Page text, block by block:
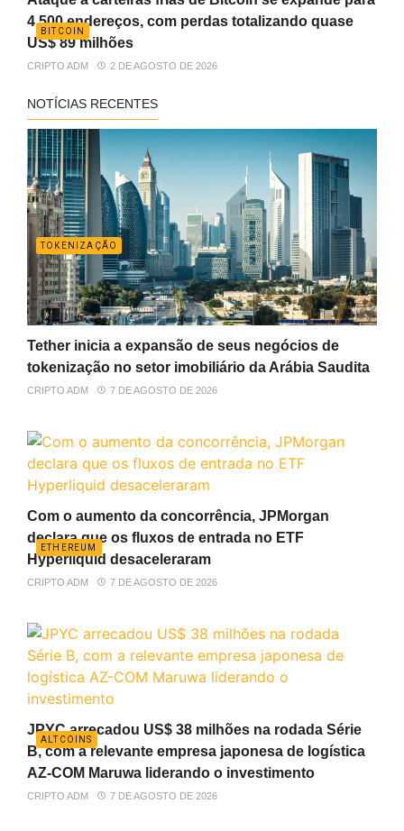
BITCOIN
4.500 endereços, com perdas totalizando quase
US$ 89 milhões
CRIPTO ADM 2 DE AGOSTO DE 2026
NOTÍCIAS RECENTES
TOKENIZAÇÃO
Tether inicia a expansão de seus negócios de
tokenização no setor imobiliário da Arábia Saudita
CRIPTO ADM 7 DE AGOSTO DE 2026
ETHEREUM
Com o aumento da concorrência, JPMorgan
declara que os fluxos de entrada no ETF
Hyperliquid desaceleraram
CRIPTO ADM 7 DE AGOSTO DE 2026
ALTCOINS
JPYC arrecadou US$ 38 milhões na rodada Série
B, com a relevante empresa japonesa de logística
AZ-COM Maruwa liderando o investimento
CRIPTO ADM 7 DE AGOSTO DE 2026